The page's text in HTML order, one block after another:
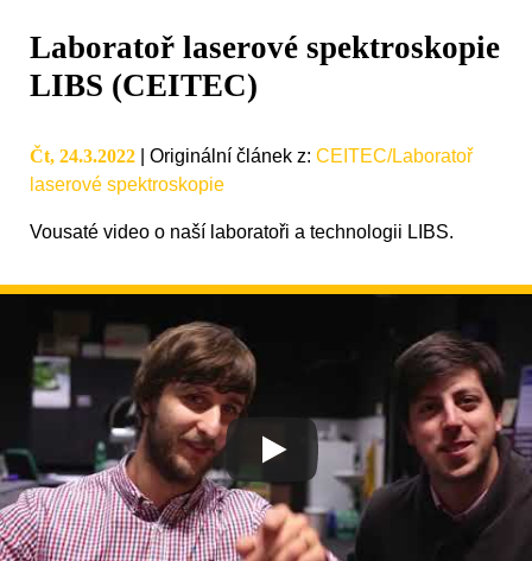
Laboratoř laserové spektroskopie
LIBS (CEITEC)
Čt, 24.3.2022 Originální článek z: CEITEC/Laboratoř
laserové spektroskopie
Vousaté video o naší laboratoři a technologii LIBS.